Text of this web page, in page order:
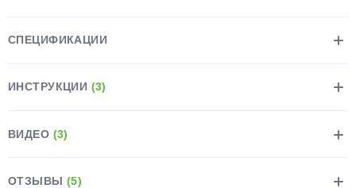
СПЕЦИФИКАЦИИ
ИНСТРУКЦИИ (3)
ВИДЕО (3)
ОТЗЫВЫ (5)